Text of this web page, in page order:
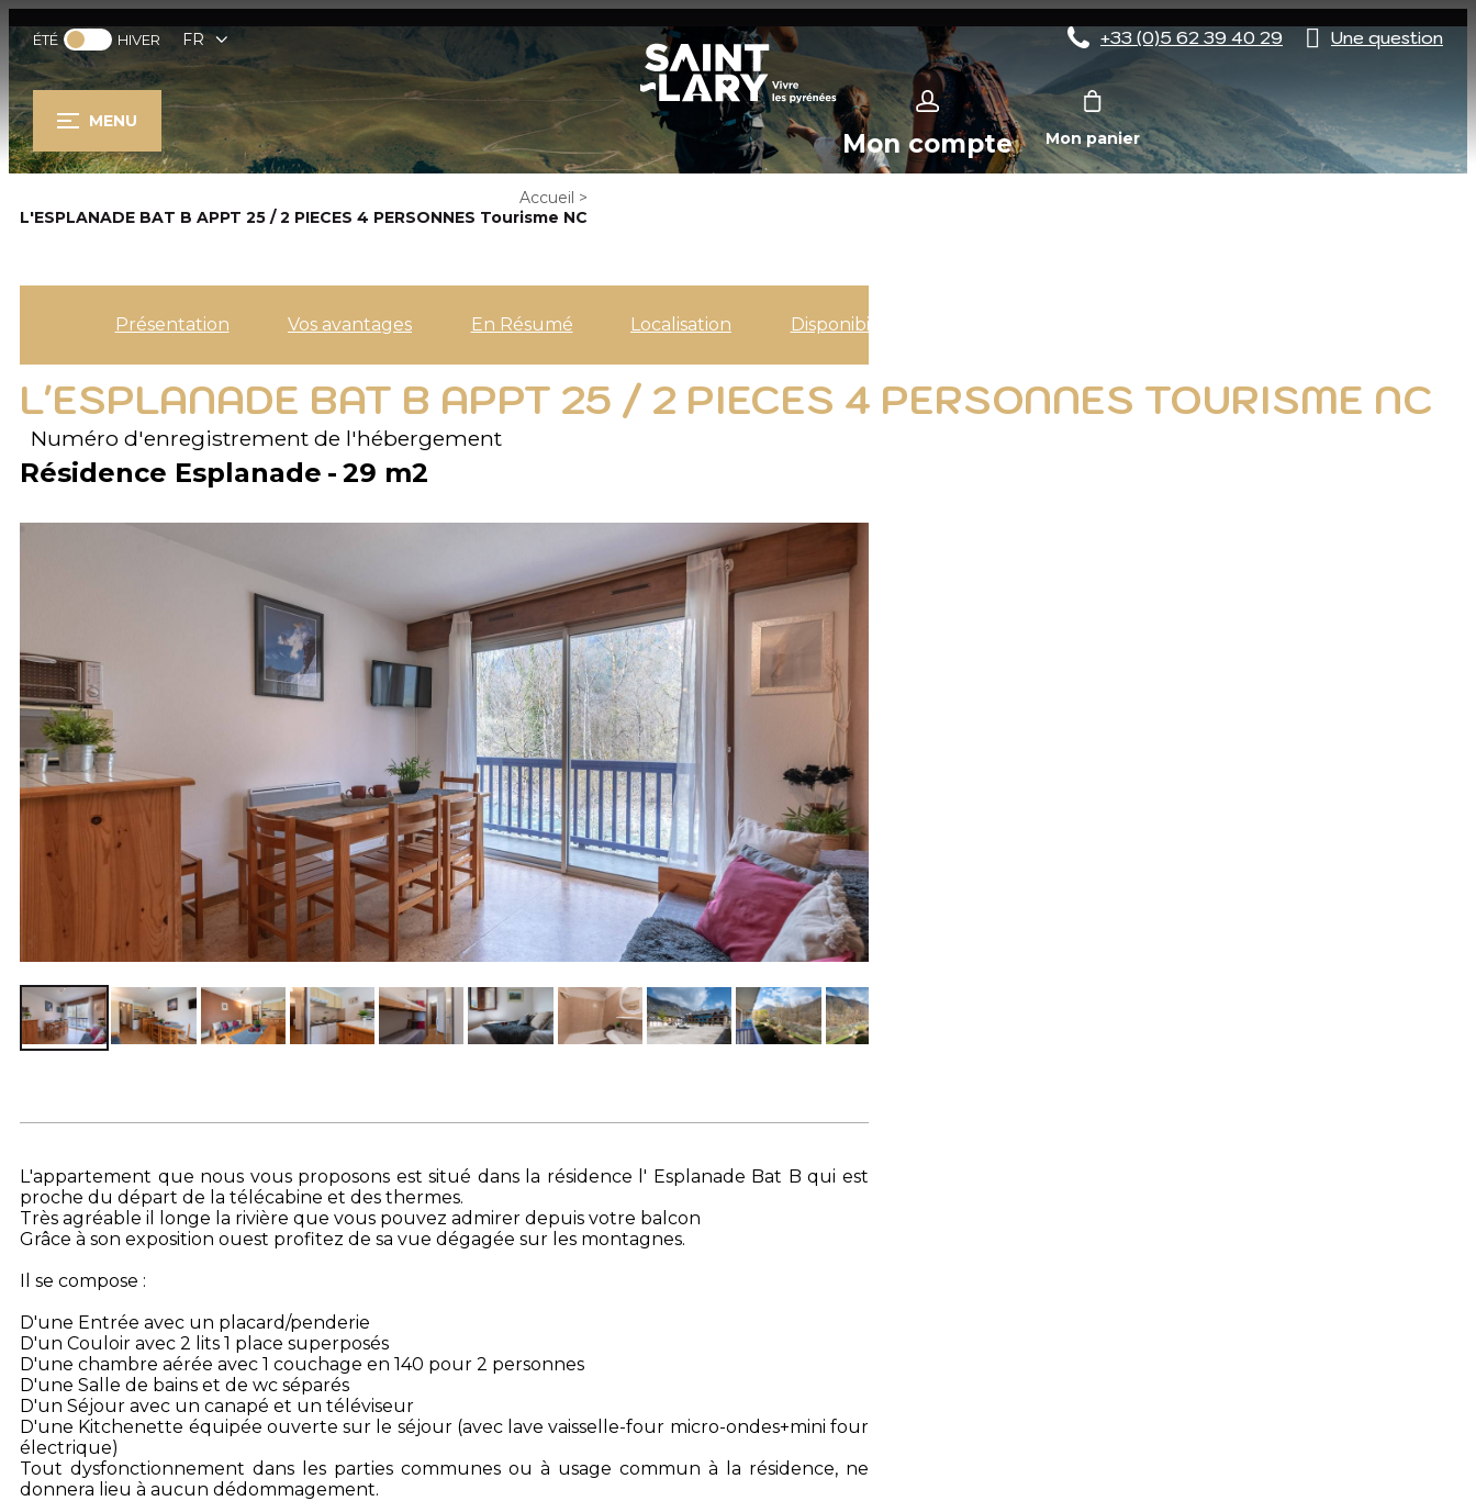
ÉTÉ HIVER FR +33 (0)5 62 39 40 29 Une question
MENU
Mon compte Mon panier
Accueil >
L'ESPLANADE BAT B APPT 25 / 2 PIECES 4 PERSONNES Tourisme NC
Présentation Vos avantages En Résumé Localisation Disponibilités
L'ESPLANADE BAT B APPT 25 / 2 PIECES 4 PERSONNES TOURISME NC
Numéro d'enregistrement de l'hébergement
Résidence Esplanade 29 m2
L'appartement que nous vous proposons est situé dans la résidence l' Esplanade Bat B qui est
proche du départ de la télécabine et des thermes.
Très agréable il longe la rivière que vous pouvez admirer depuis votre balcon
Grâce à son exposition ouest profitez de sa vue dégagée sur les montagnes.
Il se compose :
D'une Entrée avec un placard/penderie
D'un Couloir avec 2 lits 1 place superposés
D'une chambre aérée avec 1 couchage en 140 pour 2 personnes
D'une Salle de bains et de wc séparés
D'un Séjour avec un canapé et un téléviseur
D'une Kitchenette équipée ouverte sur le séjour (avec lave vaisselle-four micro-ondes+mini four
électrique)
Tout dysfonctionnement dans les parties communes ou à usage commun à la résidence, ne
donnera lieu à aucun dédommagement.